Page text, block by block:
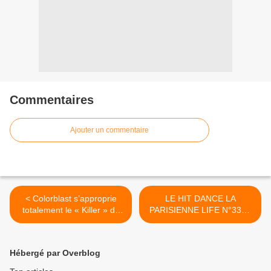
Commentaires
Ajouter un commentaire
< Colorblast s’approprie
totalement le « Killer » de
Seal !
LE HIT DANCE LA
PARISIENNE LIFE N°330 -
08 Juillet 2022 >
Hébergé par Overblog